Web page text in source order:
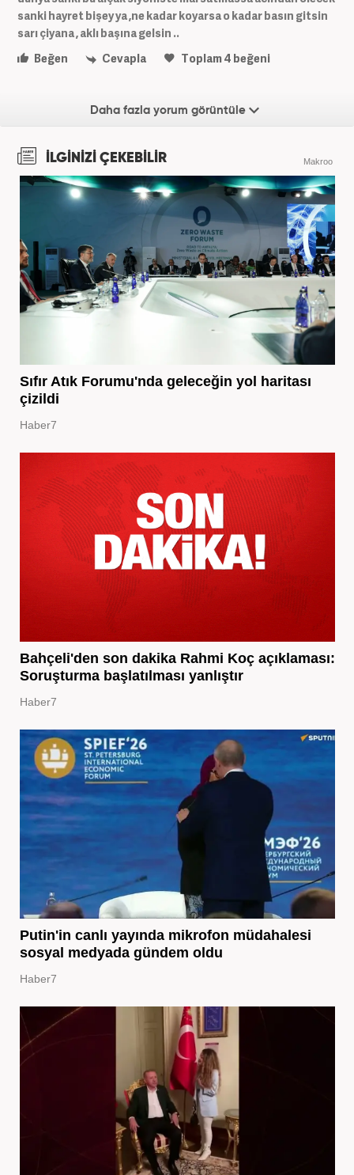
sanki hayret bişey ya ,ne kadar koyarsa o kadar basın gitsin
sarı çiyana , aklı başına gelsin ..
Beğen
Cevapla Toplam4 beğeni
Daha fazla yorum görüntüle
İLGİNİZİ ÇEKEBİLİR Makroo
Sıfır Atık Forumu'nda geleceğin yol haritası
çizildi
Haber7
Bahçeli'den son dakika Rahmi Koç açıklaması:
Soruşturma başlatılması yanlıştır
Haber7
Putin'in canlı yayında mikrofon müdahalesi
sosyal medyada gündem oldu
Haber7